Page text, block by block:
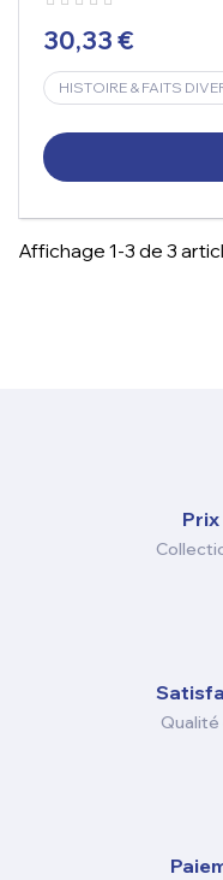
30,33 €
HISTOIRE & FAITS
Affichage 1-3 de 3